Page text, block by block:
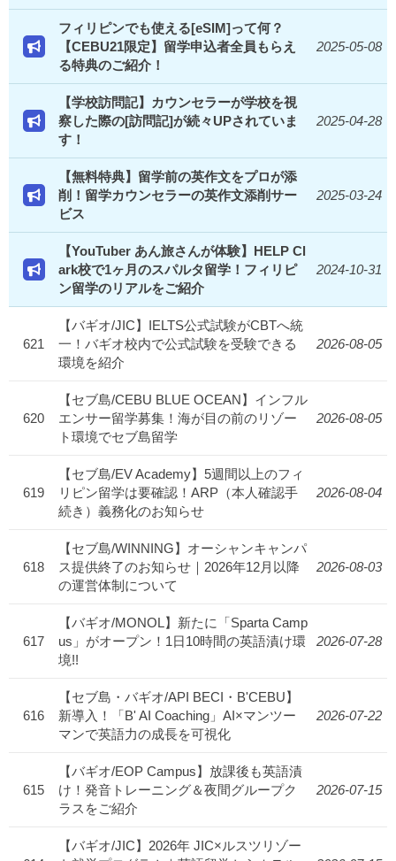
フィリピンでも使える[eSIM]って何？
【CEBU21限定】留学申込者全員もらえ
る特典のご紹介！
2025-05-08
【学校訪問記】カウンセラーが学校を視
察した際の[訪問記]が続々UPされていま
す！
2025-04-28
【無料特典】留学前の英作文をプロが添
削！留学カウンセラーの英作文添削サー
ビス
2025-03-24
【YouTuber あん旅さんが体験】HELP Cl
ark校で1ヶ月のスパルタ留学！フィリピ
ン留学のリアルをご紹介
2024-10-31
621
【バギオ/JIC】IELTS公式試験がCBTへ統
一！バギオ校内で公式試験を受験できる
環境を紹介
2026-08-05
620
【セブ島/CEBU BLUE OCEAN】インフル
エンサー留学募集！海が目の前のリゾー
ト環境でセブ島留学
2026-08-05
619
【セブ島/EV Academy】5週間以上のフィ
リピン留学は要確認！ARP（本人確認手
続き）義務化のお知らせ
2026-08-04
618
【セブ島/WINNING】オーシャンキャンパ
ス提供終了のお知らせ｜2026年12月以降
の運営体制について
2026-08-03
617
【バギオ/MONOL】新たに「Sparta Camp
us」がオープン！1日10時間の英語漬け環
境!!
2026-07-28
616
【セブ島・バギオ/API BECI・B'CEBU】
新導入！「B' AI Coaching」AI×マンツー
マンで英語力の成長を可視化
2026-07-22
615
【バギオ/EOP Campus】放課後も英語漬
け！発音トレーニング＆夜間グループク
ラスをご紹介
2026-07-15
【バギオ/JIC】2026年 JIC×ルスツリゾー